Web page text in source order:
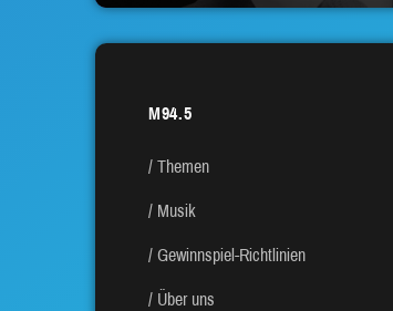
M94.5
Themen
Musik
Gewinnspiel-Richtlinien
Über uns